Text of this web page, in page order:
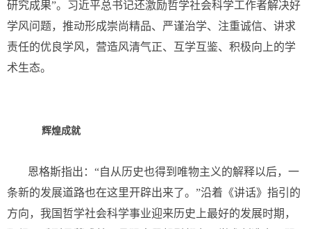
研究成果”。习近平总书记还激励哲学社会科学工作者解决好
学风问题，推动形成崇尚精品、严谨治学、注重诚信、讲求
责任的优良学风，营造风清气正、互学互鉴、积极向上的学
术生态。
辉煌成就
恩格斯指出：“自从历史也得到唯物主义的解释以后，一
条新的发展道路也在这里开辟出来了。”沿着《讲话》指引的
方向，我国哲学社会科学事业迎来历史上最好的发展时期，